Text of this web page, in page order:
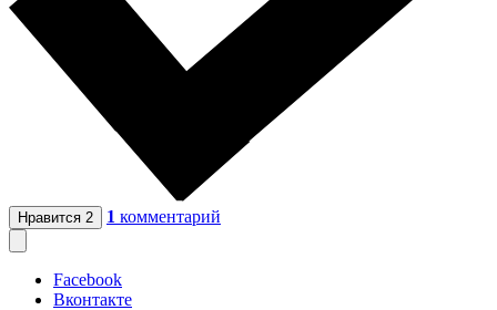
Нравится 2 1 комментарий
Facebook
Вконтакте